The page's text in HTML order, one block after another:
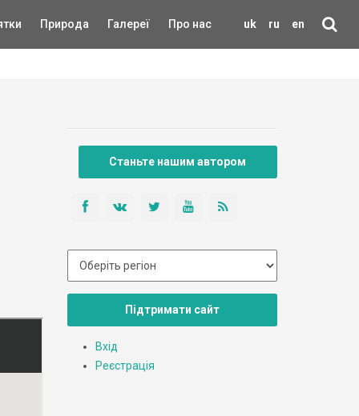
uk ru en
Природа Галереї Про нас
Станьте нашим автором
Підтримати сайт
Вхід
Реєстрація